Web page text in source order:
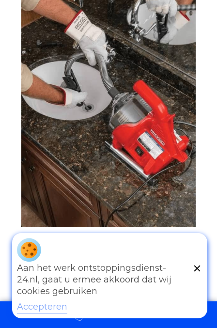
Andere diensten
Aan het werk ontstoppingsdienst-
24.nl, gaat u ermee akkoord dat wij
cookies gebruiken
Accepteren